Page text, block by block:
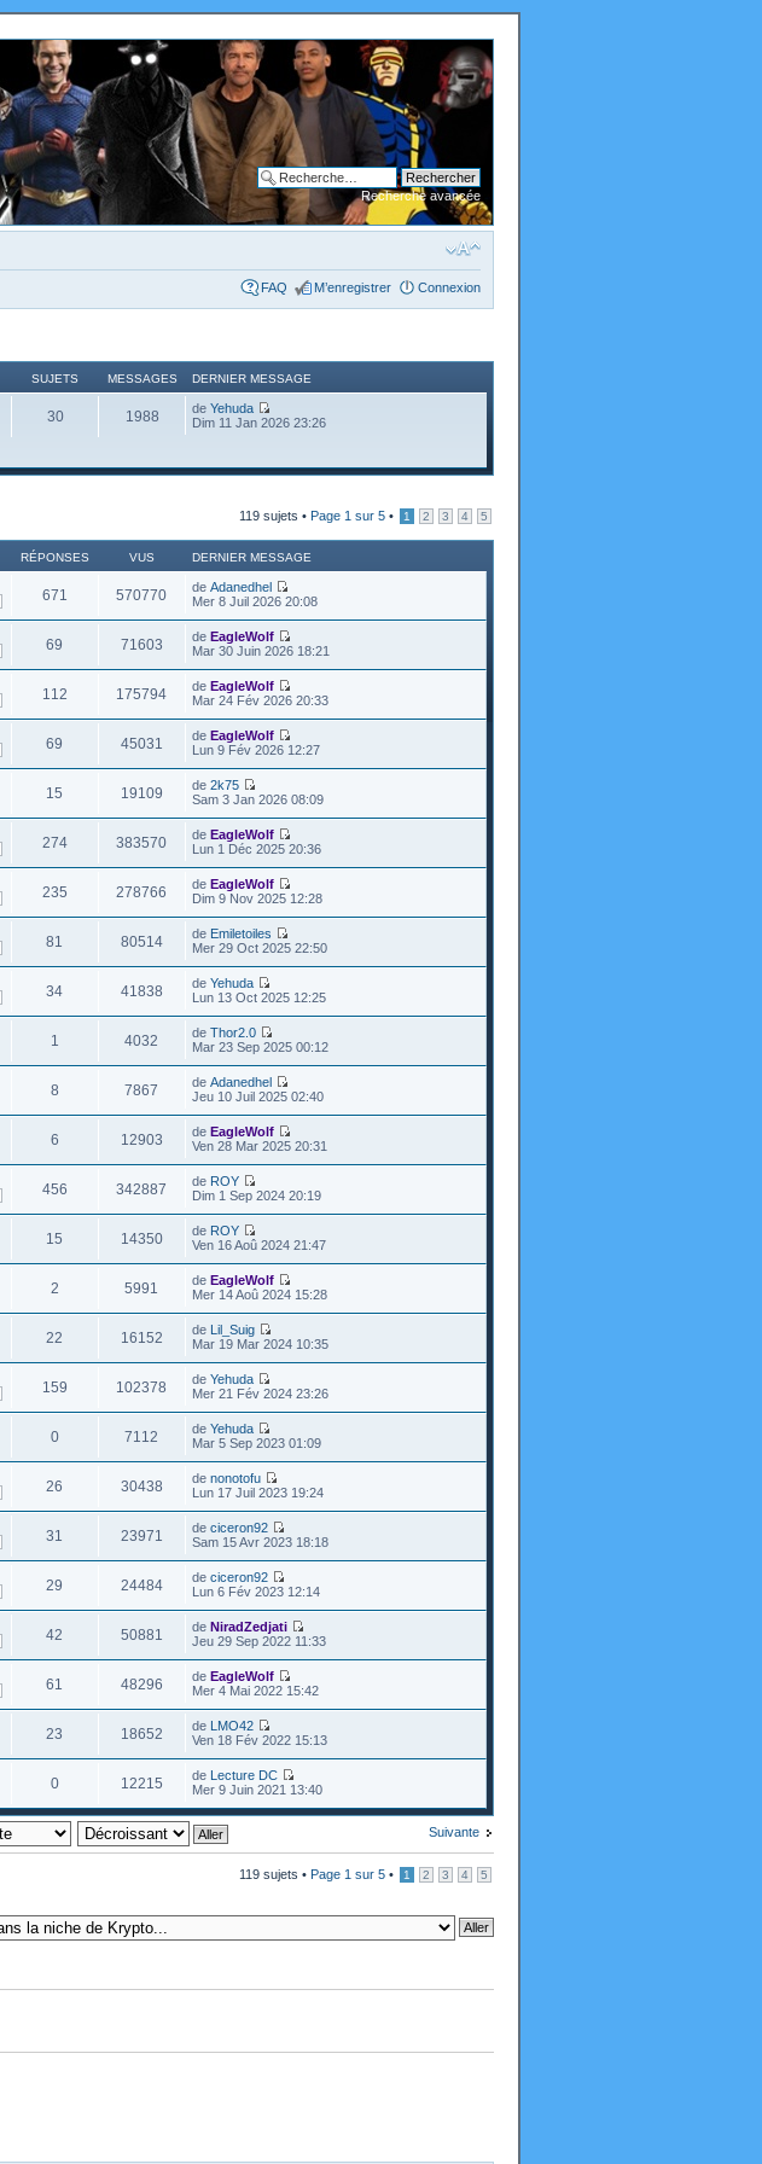
Recherche avancée
FAQ M’enregistrer Connexion
SUJETS MESSAGES DERNIER MESSAGE
30 1988 deYehuda
Dim 11 Jan 2026 23:26
119 sujets • Page 1 sur 5 • 1 2 3 4 5
RÉPONSES VUS DERNIER MESSAGE
671 570770 de Adanedhel
Mer 8 Juil 2026 20:08
69 71603 de EagleWolf
Mar 30 Juin 2026 18:21
112 175794 de EagleWolf
Mar 24 Fév 2026 20:33
69 45031 de EagleWolf
Lun 9 Fév 2026 12:27
15 19109 de 2k75
Sam 3 Jan 2026 08:09
274 383570 de EagleWolf
Lun 1 Déc 2025 20:36
235 278766 de EagleWolf
Dim 9 Nov 2025 12:28
81 80514 de Emiletoiles
Mer 29 Oct 2025 22:50
34 41838 de Yehuda
Lun 13 Oct 2025 12:25
1 4032 de Thor2.0
Mar 23 Sep 2025 00:12
8 7867 de Adanedhel
Jeu 10 Juil 2025 02:40
6 12903 de EagleWolf
Ven 28 Mar 2025 20:31
456 342887 de ROY
Dim 1 Sep 2024 20:19
15 14350 de ROY
Ven 16 Aoû 2024 21:47
2 5991 de EagleWolf
Mer 14 Aoû 2024 15:28
22 16152 de Lil_Suig
Mar 19 Mar 2024 10:35
159 102378 de Yehuda
Mer 21 Fév 2024 23:26
0 7112 de Yehuda
Mar 5 Sep 2023 01:09
26 30438 de nonotofu
Lun 17 Juil 2023 19:24
31 23971 de ciceron92
Sam 15 Avr 2023 18:18
29 24484 de ciceron92
Lun 6 Fév 2023 12:14
42 50881 de NiradZedjati
Jeu 29 Sep 2022 11:33
61 48296 de EagleWolf
Mer 4 Mai 2022 15:42
23 18652 de LMO42
Ven 18 Fév 2022 15:13
0 12215 de Lecture DC
Mer 9 Juin 2021 13:40
Suivante
119 sujets • Page 1 sur 5 • 1 2 3 4 5